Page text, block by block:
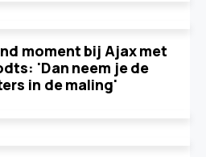
moment bij Ajax met
'Dan neem je de
in de maling'